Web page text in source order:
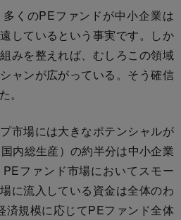
くのPEファンドが中小企業は
しているという事実です。しか
みを整えれば、むしろこの領域
ャンが広がっている。そう確信
。
市場には大きなポテンシャルが
内総生産）の約半分は中小企業
ファンド市場においてスモー
に流入している資金は全体のわ
済規模に応じてPEファンド全体